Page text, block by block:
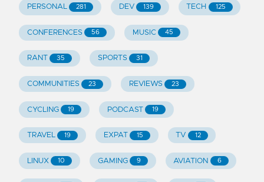
PERSONAL 281 DEV 139 TECH 125
CONFERENCES 56 MUSIC 45
RANT 35 SPORTS 31
COMMUNITIES 23 REVIEWS 23
CYCLING 19 PODCAST 19
TRAVEL 19 EXPAT 15 TV 12
LINUX 10 GAMING 9 AVIATION 6